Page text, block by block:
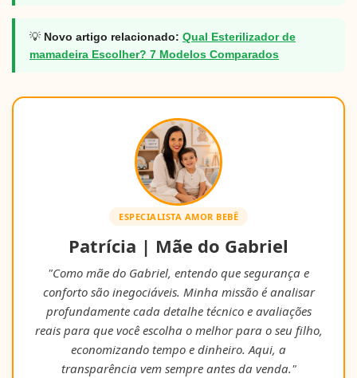
💡 Novo artigo relacionado: Qual Esterilizador de
mamadeira Escolher? 7 Modelos Comparados
ESPECIALISTA AMOR BEBÊ
Patrícia | Mãe do Gabriel
"Como mãe do Gabriel, entendo que segurança e
conforto são inegociáveis. Minha missão é analisar
profundamente cada detalhe técnico e avaliações
reais para que você escolha o melhor para o seu filho,
economizando tempo e dinheiro. Aqui, a
transparência vem sempre antes da venda."